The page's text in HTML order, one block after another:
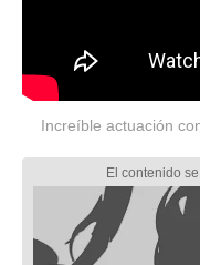
Increíble actuación